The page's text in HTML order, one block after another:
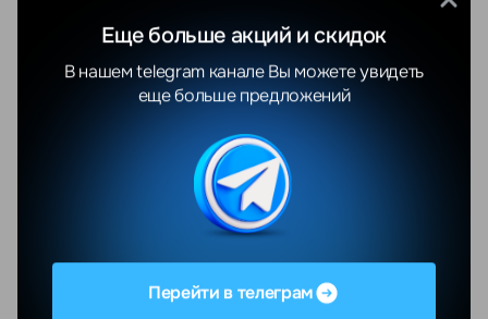
Диагональ экрана 11"
IPS
Все отзывы
Перейти в телеграм
Еще больше акций и скидок
В нашем telegram канале Вы можете увидеть
еще больше предложений